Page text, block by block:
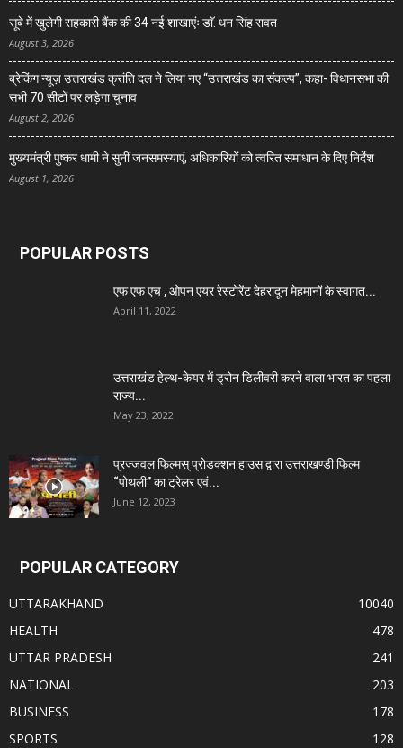
सूबे में खुलेगी सहकारी बैंक की 34 नई शाखाएंः डाॅ. धन सिंह रावत
August 3, 2026
ब्रेकिंग न्यूज़ उत्तराखंड क्रांति दल ने लिया नए “उत्तराखंड का संकल्प”, कहा- विधानसभा की
सभी 70 सीटों पर लड़ेगा चुनाव
August 2, 2026
मुख्यमंत्री पुष्कर धामी ने सुनीं जनसमस्याएं, अधिकारियों को त्वरित समाधान के दिए निर्देश
August 1, 2026
POPULAR POSTS
एफ एफ एच , ओपन एयर रेस्टोरेंट देहरादून मेहमानों के स्वागत...
April 11, 2022
उत्तराखंड हेल्थ-केयर में ड्रोन डिलीवरी करने वाला भारत का पहला
राज्य...
May 23, 2022
प्रज्जवल फिल्मस् प्रोडक्शन हाउस द्वारा उत्तराखण्डी फिल्म
“पोथली” का ट्रेलर एवं...
June 12, 2023
POPULAR CATEGORY
UTTARAKHAND
10040
HEALTH
478
UTTAR PRADESH
241
NATIONAL
203
BUSINESS
178
SPORTS
128